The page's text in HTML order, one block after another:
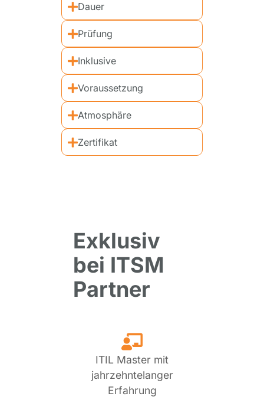
Dauer
Prüfung
Inklusive
Voraussetzung
Atmosphäre
Zertifikat
Exklusiv
bei ITSM
Partner
ITIL Master mit
jahrzehntelanger
Erfahrung